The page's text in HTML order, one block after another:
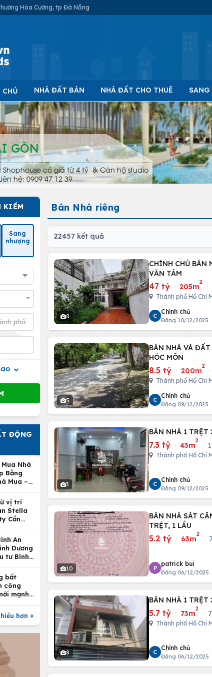
Hòa Cường, tp Đà Nẵng
CHỦ NHÀ ĐẤT BÁN NHÀ ĐẤT CHO THUÊ SANG
GÒN
có giá từ 4 tỷ & Căn hộ studio
hệ: 0909 47 12 39
KIẾM
Sang
nhượng
ĐỘNG
Nhà
Bằng
Mua –
vị trí
Stella
Cần
An
Dương
tư Bình
bất
công
mạnh
hơn +
Bán Nhà riêng
22457 kết quả
8
CHÍNH CHỦ BÁN
VĂN TÁM
47 tỷ · 205m
2
·
Thành phố Hồ Chí
C
Chính chủ
Đăng 10/12/2025
5
BÁN NHÀ VÀ
HÓC MÔN
8.5 tỷ · 200m
2
·
Thành phố Hồ Chí
C
Chính chủ
Đăng 09/12/2025
3
BÁN NHÀ 1 TRỆT
7.3 tỷ · 43m
2
·
Thành phố Hồ Chí
C
Chính chủ
Đăng 09/12/2025
10
BÁN NHÀ SÁT
TRỆT, 1 LẦU
5.2 tỷ · 63m
2
·
P
patrick bui
Đăng 06/12/2025
8
BÁN NHÀ 1
5.7 tỷ · 73m
2
·
Thành phố Hồ Chí
C
Chính chủ
Đăng 06/12/2025